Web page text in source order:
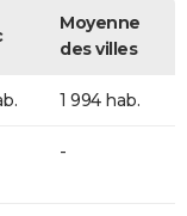
Moyenne
des villes
1 994 hab.
-